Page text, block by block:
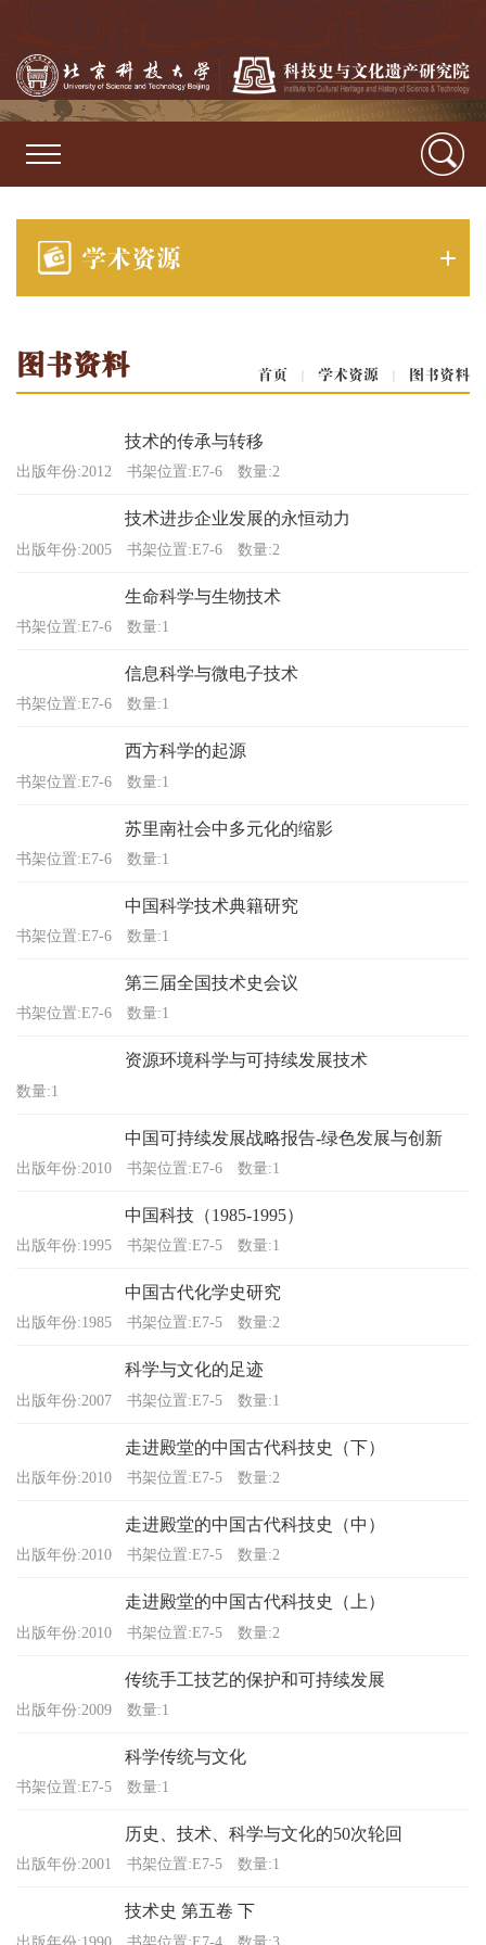
学术资源
首页 | 学术资源 | 图书资料
图书资料
技术的传承与转移
出版年份:2012 书架位置:E7-6 数量:2
技术进步企业发展的永恒动力
出版年份:2005 书架位置:E7-6 数量:2
生命科学与生物技术
书架位置:E7-6 数量:1
信息科学与微电子技术
书架位置:E7-6 数量:1
西方科学的起源
书架位置:E7-6 数量:1
苏里南社会中多元化的缩影
书架位置:E7-6 数量:1
中国科学技术典籍研究
书架位置:E7-6 数量:1
第三届全国技术史会议
书架位置:E7-6 数量:1
资源环境科学与可持续发展技术
数量:1
中国可持续发展战略报告-绿色发展与创新
出版年份:2010 书架位置:E7-6 数量:1
中国科技（1985-1995）
出版年份:1995 书架位置:E7-5 数量:1
中国古代化学史研究
出版年份:1985 书架位置:E7-5 数量:2
科学与文化的足迹
出版年份:2007 书架位置:E7-5 数量:1
走进殿堂的中国古代科技史（下）
出版年份:2010 书架位置:E7-5 数量:2
走进殿堂的中国古代科技史（中）
出版年份:2010 书架位置:E7-5 数量:2
走进殿堂的中国古代科技史（上）
出版年份:2010 书架位置:E7-5 数量:2
传统手工技艺的保护和可持续发展
出版年份:2009 数量:1
科学传统与文化
书架位置:E7-5 数量:1
历史、技术、科学与文化的50次轮回
出版年份:2001 书架位置:E7-5 数量:1
技术史 第五卷 下